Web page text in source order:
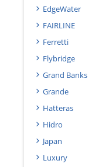
EdgeWater
FAIRLINE
Ferretti
Flybridge
Grand Banks
Grande
Hatteras
Hidro
Japan
Luxury